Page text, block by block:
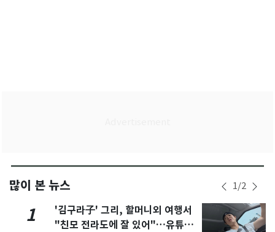
많이 본 뉴스 1/2
1
'김구라子' 그리, 할머니외 여행서
"친모 전라도에 잘 있어"…유튜브